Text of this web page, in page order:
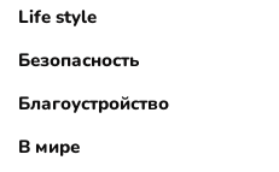
Life style
Безопасность
Благоустройство
В мире